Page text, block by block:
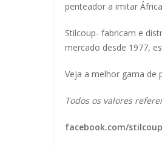
penteador a imitar
Stilcoup- fabricam e
mercado desde 1977,
Veja a melhor gama de
Todos os valores
facebook.com/stilcoup